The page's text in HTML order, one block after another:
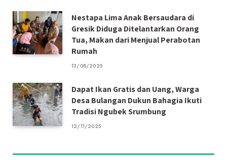
Nestapa Lima Anak Bersaudara di
Gresik Diduga Ditelantarkan Orang
Tua, Makan dari Menjual Perabotan
Rumah
13/08/2025
Dapat Ikan Gratis dan Uang, Warga
Desa Bulangan Dukun Bahagia Ikuti
Tradisi Ngubek Srumbung
12/11/2025